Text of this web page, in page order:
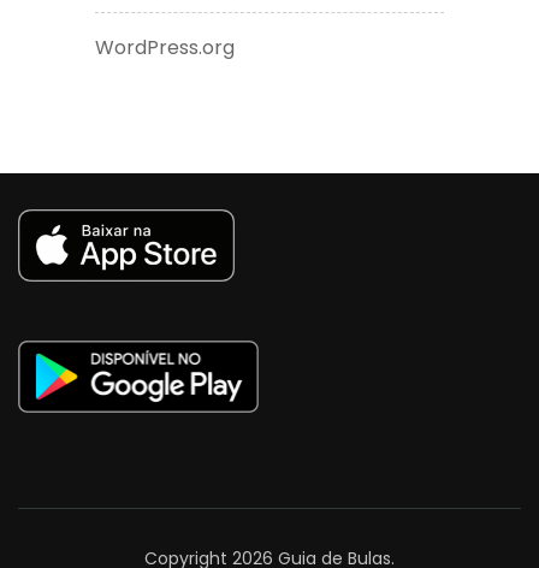
WordPress.org
Copyright 2026 Guia de Bulas.